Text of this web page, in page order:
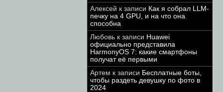
Алексей к записи Как я собрал LLM-
печку на 4 GPU, и на что она
способна
Любовь к записи Huawei
официально представила
HarmonyOS 7: какие смартфоны
получат её первыми
Артем к записи Бесплатные боты,
чтобы раздеть девушку по фото в
2024